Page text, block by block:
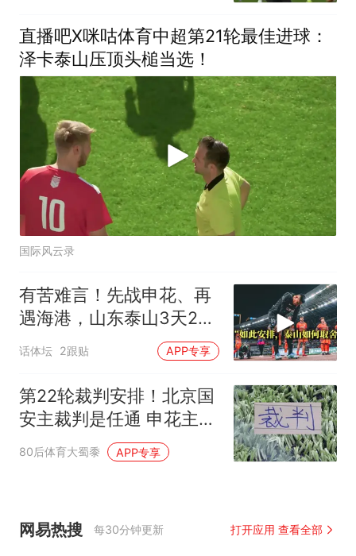
直播吧X咪咕体育中超第21轮最佳进球：
泽卡泰山压顶头槌当选！
国际风云录
有苦难言！先战申花、再
遇海港，山东泰山3天2
战：谨防双线败北
话体坛 2跟贴 APP专享
第22轮裁判安排！北京国
安主裁判是任通 申花主裁
是高鹏
80后体育大蜀黍 APP专享
网易热搜 每30分钟更新 打开应用 查看全部